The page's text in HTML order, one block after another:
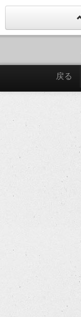
戻る